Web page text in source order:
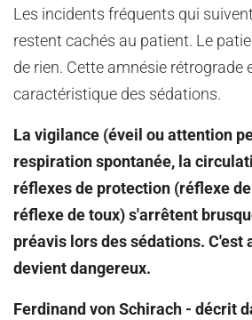
Les incidents fréquents qui
restent cachés au patient. Le
de rien. Cette amnésie rétrograde
caractéristique des sédations.
La vigilance (éveil ou attention
respiration spontanée, la
réflexes de protection (réflexe
réflexe de toux) s'arrêtent
préavis lors des sédations. C'est
devient dangereux.
Ferdinand von Schirach - décrit